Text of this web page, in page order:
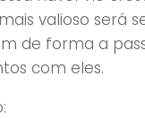
valioso será
de forma a
com eles.